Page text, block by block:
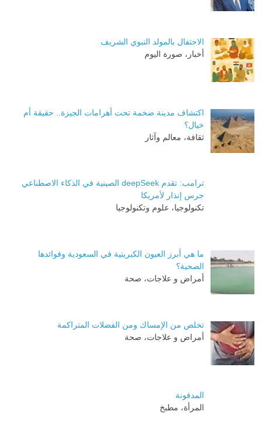
الاحتفال بالمولد النبوي الشريف
أخبار، صورة اليوم
اكتشاف مدينة ضخمة تحت أهرامات الجيزة.. حقيقة أم
خيال؟
ثقافة، معالم وآثار
ترامب: تقدم deepSeek الصينية في الذكاء الاصطناعي
جرس إنذار لأمريكا
تكنولوجيا، علوم وتكنولوجيا
ما هي أبرز العيون الكبريتية في السعودية وفوائدها
الصحية؟
أمراض و علاجات، صحة
تخلص من الإمساك ومن الفضلات المتراكمة
أمراض و علاجات، صحة
المدفونة
المرأة، مطبخ